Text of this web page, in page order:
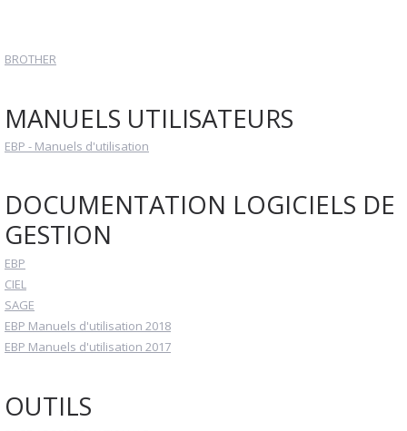
BROTHER
MANUELS UTILISATEURS
EBP - Manuels d'utilisation
DOCUMENTATION LOGICIELS DE
GESTION
EBP
CIEL
SAGE
EBP Manuels d'utilisation 2018
EBP Manuels d'utilisation 2017
OUTILS